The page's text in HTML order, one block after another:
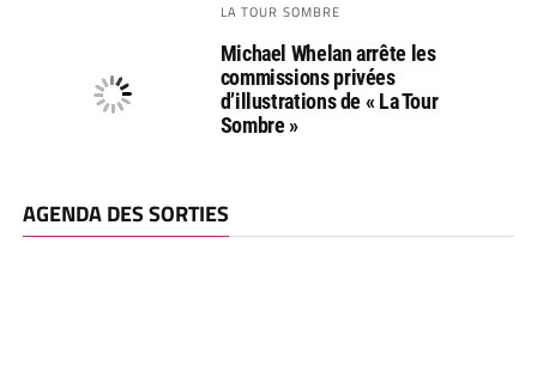
LA TOUR SOMBRE
Michael Whelan arrête les
commissions privées
d’illustrations de « La Tour
Sombre »
AGENDA DES SORTIES